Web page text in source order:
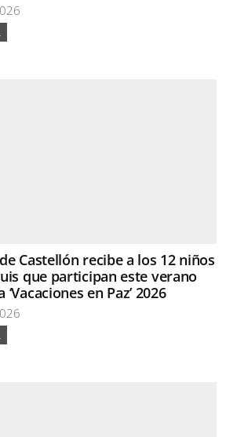
Castellón recibe a los 12 niños
que participan este verano
en Paz’ 2026